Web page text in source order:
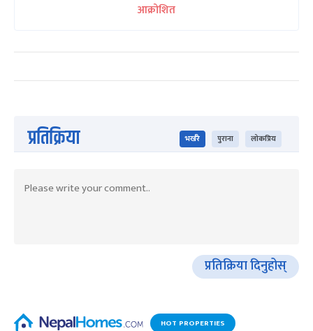
आक्रोशित
प्रतिक्रिया भर्खरै पुराना लोकप्रिय
प्रतिक्रिया दिनुहोस्
HOT PROPERTIES